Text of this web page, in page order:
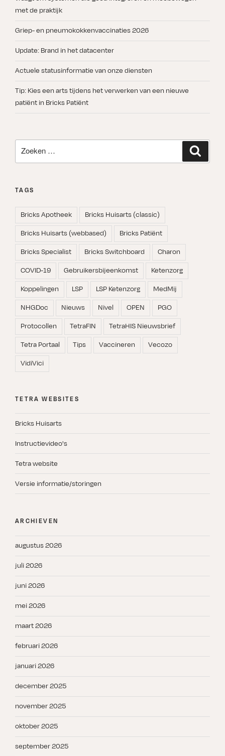
met de praktijk
Griep- en pneumokokkenvaccinaties 2026
Update: Brand in het datacenter
Actuele statusinformatie van onze diensten
Tip: Kies een arts tijdens het verwerken van een nieuwe
patiënt in Bricks Patiënt
TAGS
Bricks Apotheek
Bricks Huisarts (classic)
Bricks Huisarts (webbased)
Bricks Patiënt
Bricks Specialist
Bricks Switchboard
Charon
COVID-19
Gebruikersbijeenkomst
Ketenzorg
Koppelingen
LSP LSP Ketenzorg
MedMij
NHGDoc
Nieuws Nivel OPEN
PGO
Protocollen
TetraFIN
TetraHIS Nieuwsbrief
Tetra Portaal
Tips Vaccineren
Vecozo
VidiVici
TETRA WEBSITES
Bricks Huisarts
Instructievideo's
Tetra website
Versie informatie/storingen
ARCHIEVEN
augustus 2026
juli 2026
juni 2026
mei 2026
maart 2026
februari 2026
januari 2026
december 2025
november 2025
oktober 2025
september 2025